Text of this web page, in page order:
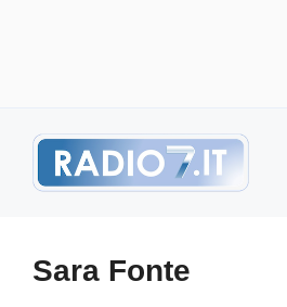
Sara Fonte